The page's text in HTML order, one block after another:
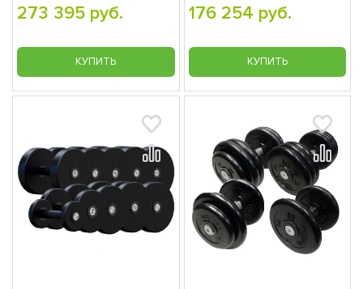
273 395 руб.
КУПИТЬ
176 254 руб.
КУПИТЬ